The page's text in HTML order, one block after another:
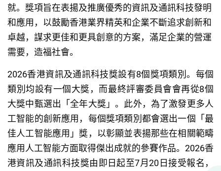
就。獎項旨在表揚及推廣優秀的資訊及通訊科技發明
和應用，以鼓勵香港業界精英和企業不斷追求創新和
卓越，謀求更佳和更具創意的方案，滿足企業的營運
需要，造福社會。
2026香港資訊及通訊科技獎設有8個獎項類別。每個
類別均設有一個大獎，而最終評審委員會會再從8個
大獎中甄選出「全年大獎」。此外，為了激發更多人
工智能的創新應用，每個獎項類別都會選出一個「最
佳人工智能應用」獎，以彰顯並表揚那些在相關範疇
應用人工智能方面取得傑出成就的參賽作品。2026香
港資訊及通訊科技獎由即日起至7月20日接受報名，